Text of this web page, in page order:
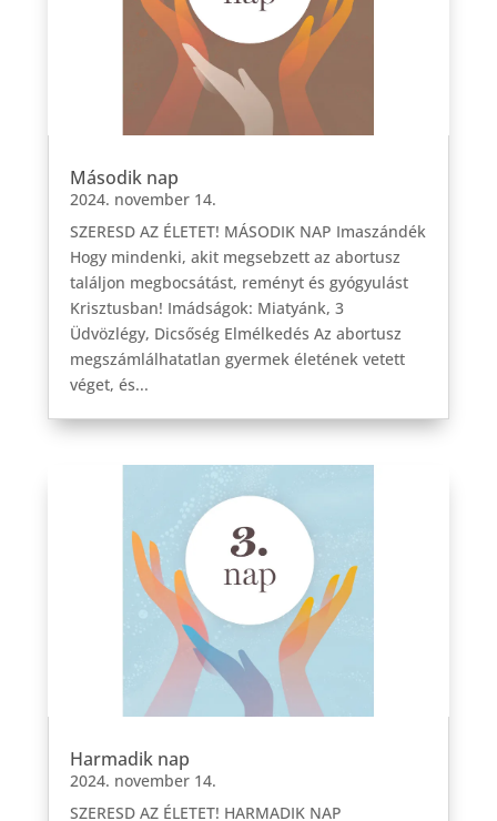
Második nap
2024. november 14.
SZERESD AZ ÉLETET! MÁSODIK NAP Imaszándék
Hogy mindenki, akit megsebzett az abortusz
találjon megbocsátást, reményt és gyógyulást
Krisztusban! Imádságok: Miatyánk, 3
Üdvözlégy, Dicsőség Elmélkedés Az abortusz
megszámlálhatatlan gyermek életének vetett
véget, és...
Harmadik nap
2024. november 14.
SZERESD AZ ÉLETET! HARMADIK NAP